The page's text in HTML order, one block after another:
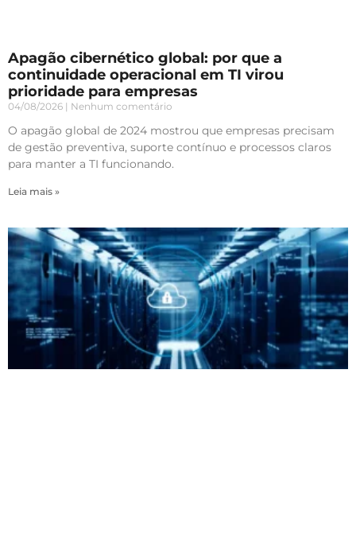
Apagão cibernético global: por que a
continuidade operacional em TI virou
prioridade para empresas
04/08/2026 Nenhum comentário
O apagão global de 2024 mostrou que empresas precisam
de gestão preventiva, suporte contínuo e processos claros
para manter a TI funcionando.
Leia mais »